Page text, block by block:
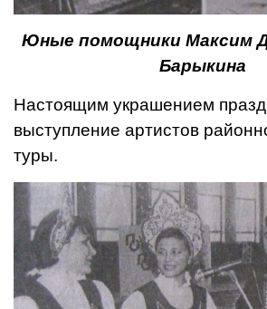
Юные помощники Максим
Барыкина
Настоящим украшением
выступление артистов
туры.